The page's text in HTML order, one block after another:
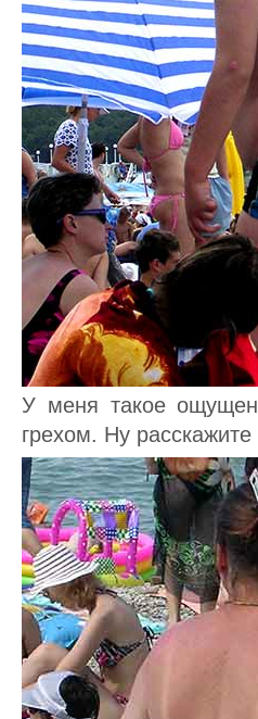
У меня такое
грехом. Ну